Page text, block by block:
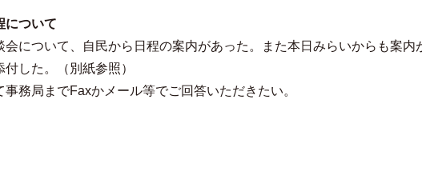
について
について、自民から日程の案内があった。また本日みらいからも案内
した。（別紙参照）
務局までFaxかメール等でご回答いただきたい。